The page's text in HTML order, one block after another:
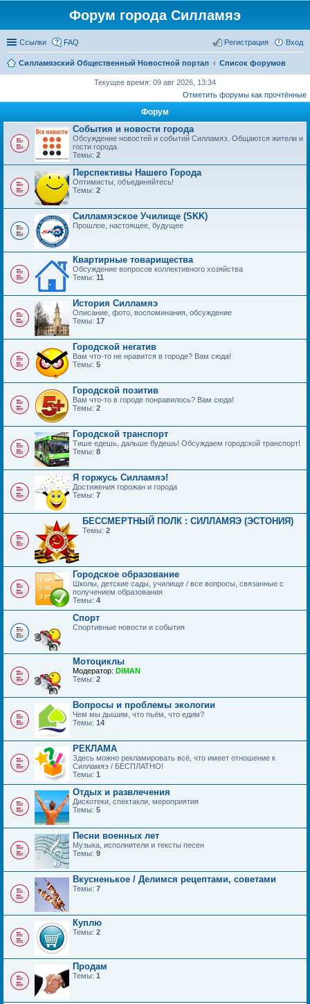
Форум города Силламяэ
Ссылки FAQ Вход
Регистрация
Силламяэский Общественный Новостной портал Список форумов
Текущее время: 09 авг 2026, 13:34
Отметить форумы как прочтённые
Форум
События и новости города
Обсуждение новостей и событий Силламяэ. Общаются жители и
гости города.
Темы: 2
Перспективы Нашего Города
Оптимисты, объединяйтесь!
Темы: 2
Силламяэское Училище (SKK)
Прошлое, настоящее, будущее
Квартирные товарищества
Обсуждение вопросов коллективного хозяйства
Темы: 11
История Силламяэ
Описание, фото, воспоминания, обсуждение
Темы: 17
Городской негатив
Вам что-то не нравится в городе? Вам сюда!
Темы: 5
Городской позитив
Вам что-то в городе понравилось? Вам сюда!
Темы: 2
Городской транспорт
Тише едешь, дальше будешь! Обсуждаем городской транспорт!
Темы: 8
Я горжусь Силламяэ!
Достижения горожан и города
Темы: 7
БЕССМЕРТНЫЙ ПОЛК : СИЛЛАМЯЭ (ЭСТОНИЯ)
Темы: 2
Городское образование
Школы, детские сады, училище / все вопросы, связанные с
получением образования
Темы: 4
Спорт
Спортивные новости и события
Мотоциклы
Модератор: DIMAN
Темы: 2
Вопросы и проблемы экологии
Чем мы дышим, что пьём, что едим?
Темы: 14
РЕКЛАМА
Здесь можно рекламировать всё, что имеет отношение к
Силламяэ / БЕСПЛАТНО!
Темы: 1
Отдых и развлечения
Дискотеки, спектакли, мероприятия
Темы: 5
Песни военных лет
Музыка, исполнители и тексты песен
Темы: 9
Вкусненькое / Делимся рецептами, советами
Темы: 7
Куплю
Темы: 2
Продам
Темы: 1